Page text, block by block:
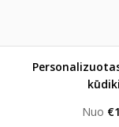
Nuo